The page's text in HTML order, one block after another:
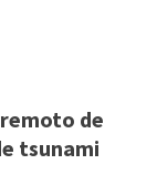
de
tsunami